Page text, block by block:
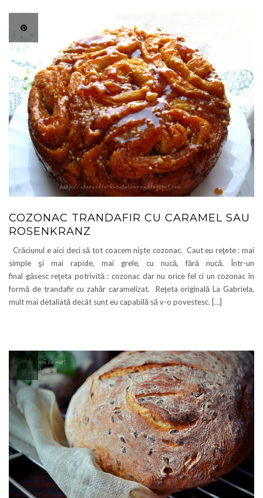
COZONAC TRANDAFIR CU CARAMEL SAU
ROSENKRANZ
Crăciunul e aici deci să tot coacem nişte cozonac. Caut eu reţete : mai
simple şi mai rapide, mai grele, cu nucă, fără nucă. Într-un
final găsesc reţeta potrivită : cozonac dar nu orice fel ci un cozonac în
formă de trandafir cu zahăr caramelizat. Reţeta originală La Gabriela,
mult mai detaliată decât sunt eu capabilă să v-o povestesc. […]